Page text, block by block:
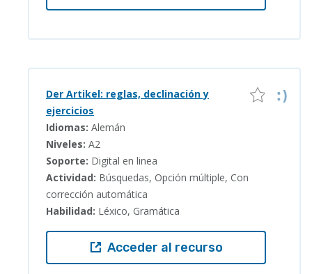
Der Artikel: reglas, declinación y
ejercicios
Idiomas: Alemán
Niveles: A2
Soporte: Digital en linea
Actividad: Búsquedas, Opción múltiple, Con
corrección automática
Habilidad: Léxico, Gramática
Acceder al recurso